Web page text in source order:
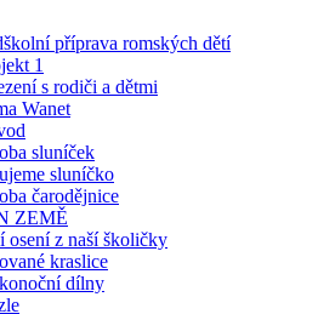
příprava romských dětí
1
s rodiči a dětmi
Wanet
sluníček
sluníčko
čarodějnice
ZEMĚ
osení z naší školičky
kraslice
dílny